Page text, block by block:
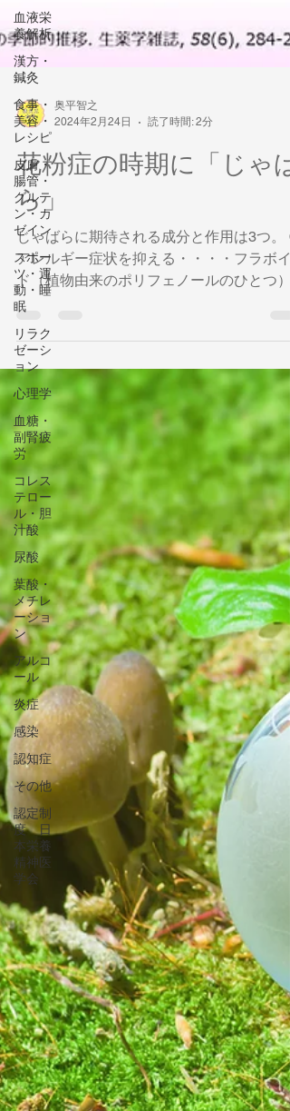
血液栄
養解析
漢方・
鍼灸
食事・
美容・
レシピ
皮膚・
腸管・
グルテ
ン・カ
ゼイン
スポー
ツ・運
動・睡
眠
リラク
ゼーシ
ョン
心理学
血糖・
副腎疲
労
コレス
テロー
ル・胆
汁酸
尿酸
葉酸・
メチレ
ーショ
ン
アルコ
ール
炎症
感染
認知症
その他
認定制
度 日
本栄養
精神医
学会
奥平智之
花粉症の時期に「じゃば
ら」
じゃばらに期待される成分と作用は3つ。 ①
アレルギー症状を抑える・・・・フラボイ
ド（植物由来のポリフェノールのひとつ）
抑制・・・・アレルギー反応を起こすヒス
ミンの分泌を抑える「ビタミンＣ」 ③皮膚
や粘膜の炎症改善・・・・少ないで